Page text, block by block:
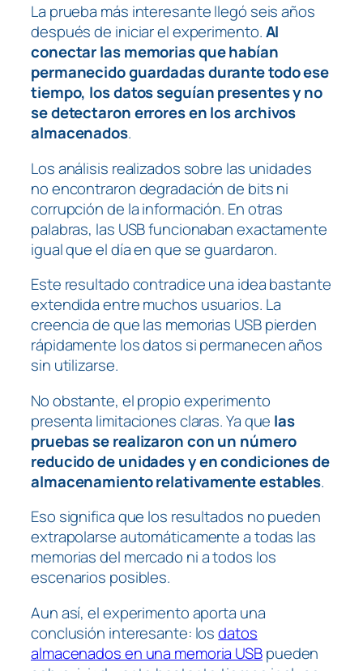
La prueba más interesante llegó seis años
después de iniciar el experimento.Al
conectar las memorias que habían
permanecido guardadas durante todo ese
tiempo, los datos seguían presentes y no
se detectaron errores en los archivos
almacenados.
Los análisis realizados sobre las unidades
no encontraron degradación de bits ni
corrupción de la información. En otras
palabras, las USB funcionaban exactamente
igual que el día en que se guardaron.
Este resultado contradice una idea bastante
extendida entre muchos usuarios. La
creencia de que las memorias USB pierden
rápidamente los datos si permanecen años
sin utilizarse.
No obstante, el propio experimento
presenta limitaciones claras. Ya que las
pruebas se realizaron con un número
reducido de unidades y en condiciones de
almacenamiento relativamente estables.
Eso significa que los resultados no pueden
extrapolarse automáticamente a todas las
memorias del mercado ni a todos los
escenarios posibles.
Aun así, el experimento aporta una
conclusión interesante: losdatos
almacenados en una memoria USBpueden